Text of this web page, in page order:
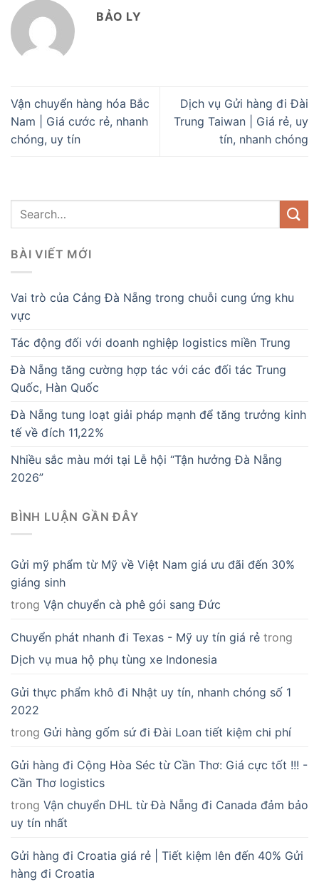
BẢO LY
Vận chuyển hàng hóa Bắc
Nam | Giá cước rẻ, nhanh
chóng, uy tín
Dịch vụ Gửi hàng đi Đài
Trung Taiwan | Giá rẻ, uy
tín, nhanh chóng
BÀI VIẾT MỚI
Vai trò của Cảng Đà Nẵng trong chuỗi cung ứng khu
vực
Tác động đối với doanh nghiệp logistics miền Trung
Đà Nẵng tăng cường hợp tác với các đối tác Trung
Quốc, Hàn Quốc
Đà Nẵng tung loạt giải pháp mạnh để tăng trưởng kinh
tế về đích 11,22%
Nhiều sắc màu mới tại Lễ hội “Tận hưởng Đà Nẵng
2026”
BÌNH LUẬN GẦN ĐÂY
Gửi mỹ phẩm từ Mỹ về Việt Nam giá ưu đãi đến 30%
giáng sinh
trong Vận chuyển cà phê gói sang Đức
Chuyển phát nhanh đi Texas - Mỹ uy tín giá rẻ trong
Dịch vụ mua hộ phụ tùng xe Indonesia
Gửi thực phẩm khô đi Nhật uy tín, nhanh chóng số 1
2022
trong Gửi hàng gốm sứ đi Đài Loan tiết kiệm chi phí
Gửi hàng đi Cộng Hòa Séc từ Cần Thơ: Giá cực tốt !!! -
Cần Thơ logistics
trong Vận chuyển DHL từ Đà Nẵng đi Canada đảm bảo
uy tín nhất
Gửi hàng đi Croatia giá rẻ | Tiết kiệm lên đến 40% Gửi
hàng đi Croatia